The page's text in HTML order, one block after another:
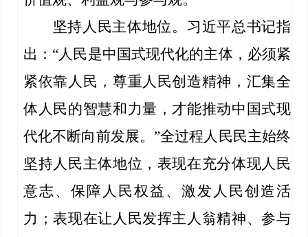
坚持人民主体地位。习近平总书记指
出：“人民是中国式现代化的主体，必须紧
紧依靠人民，尊重人民创造精神，汇集全
体人民的智慧和力量，才能推动中国式现
代化不断向前发展。”全过程人民民主始终
坚持人民主体地位，表现在充分体现人民
意志、保障人民权益、激发人民创造活
力；表现在让人民发挥主人翁精神、参与